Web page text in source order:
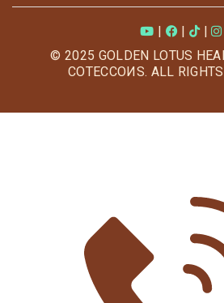
| |
|
© 2025 GOLDEN LOTUS
COTECCOИS. ALL